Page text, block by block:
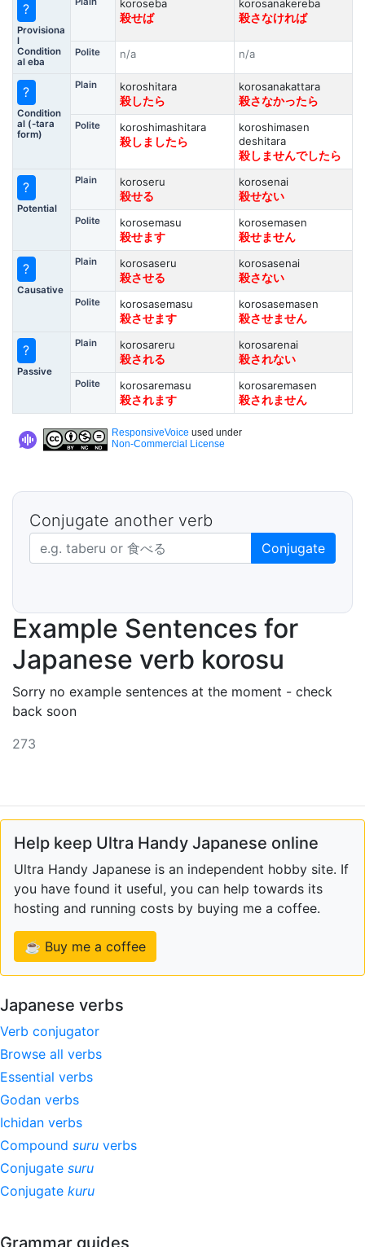
?
Provisiona
l
Condition
al eba
koroseba
殺せば
korosanakereba
殺さなければ
Polite n/a n/a
?
Condition
al (-tara
form)
Plain
koroshitara
殺したら
korosanakattara
殺さなかったら
Polite
koroshimashitara
殺しましたら
koroshimasen
deshitara
殺しませんでしたら
?
Potential
Plain
koroseru
殺せる
korosenai
殺せない
Polite
korosemasu
殺せます
korosemasen
殺せません
?
Causative
Plain
korosaseru
殺させる
korosasenai
殺さない
Polite
korosasemasu
殺させます
korosasemasen
殺させません
?
Passive
Plain
korosareru
殺される
korosarenai
殺されない
Polite
korosaremasu
殺されます
korosaremasen
殺されません
ResponsiveVoice used under
Non-Commercial License
Conjugate another verb
Japanese verb in dictionary form Conjugate
Example Sentences for
Japanese verb korosu
Sorry no example sentences at the moment - check
back soon
273
Help keep Ultra Handy Japanese online
Ultra Handy Japanese is an independent hobby site. If
you have found it useful, you can help towards its
hosting and running costs by buying me a coffee.
☕ Buy me a coffee
Japanese verbs
Verb conjugator
Browse all verbs
Essential verbs
Godan verbs
Ichidan verbs
Compound suru verbs
Conjugate suru
Conjugate kuru
Grammar guides